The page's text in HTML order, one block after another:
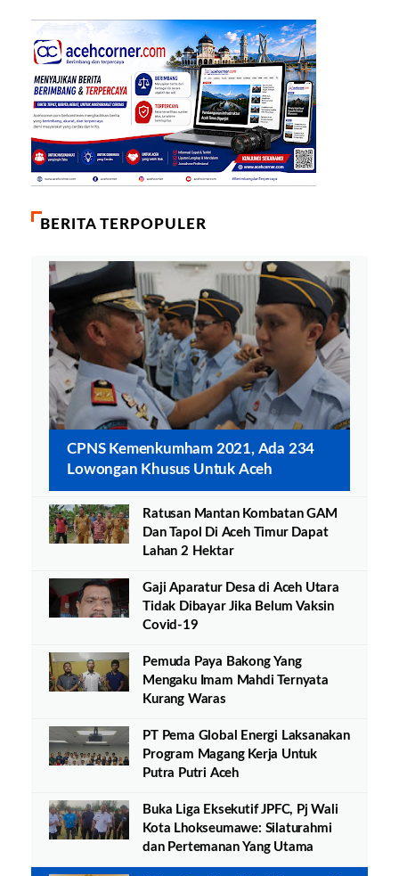
BERITA TERPOPULER
CPNS Kemenkumham 2021, Ada 234
Lowongan Khusus Untuk Aceh
Ratusan Mantan Kombatan GAM
Dan Tapol Di Aceh Timur Dapat
Lahan 2 Hektar
Gaji Aparatur Desa di Aceh Utara
Tidak Dibayar Jika Belum Vaksin
Covid-19
Pemuda Paya Bakong Yang
Mengaku Imam Mahdi Ternyata
Kurang Waras
PT Pema Global Energi Laksanakan
Program Magang Kerja Untuk
Putra Putri Aceh
Buka Liga Eksekutif JPFC, Pj Wali
Kota Lhokseumawe: Silaturahmi
dan Pertemanan Yang Utama